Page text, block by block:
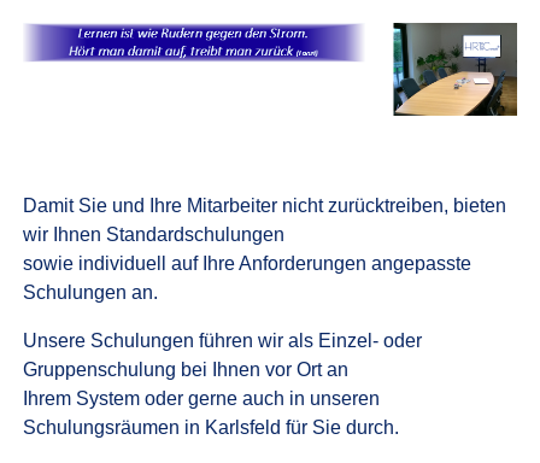
Damit Sie und Ihre Mitarbeiter nicht zurücktreiben, bieten
wir Ihnen Standardschulungen
sowie individuell auf Ihre Anforderungen angepasste
Schulungen an.
Unsere Schulungen führen wir als Einzel- oder
Gruppenschulung bei Ihnen vor Ort an
Ihrem System oder gerne auch in unseren
Schulungsräumen in Karlsfeld für Sie durch.